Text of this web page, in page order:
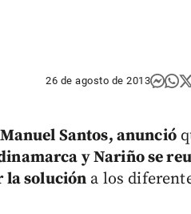
26 de agosto de 2013
Santos, anunció
y Nariño se
la solución a los